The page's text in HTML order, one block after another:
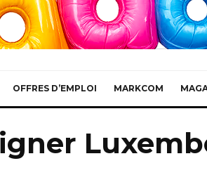
OFFRES D’EMPLOI MARKCOM